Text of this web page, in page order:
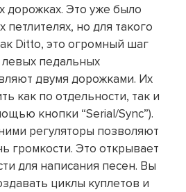
дорожках. Это уже было
петлителях, но для такого
Ditto, это огромный шаг
педальных
двумя дорожками. Их
как по отдельности, так и
кнопки “Serial/Sync”).
регуляторы позволяют
громкости. Это открывает
для написания песен. Вы
циклы куплетов и